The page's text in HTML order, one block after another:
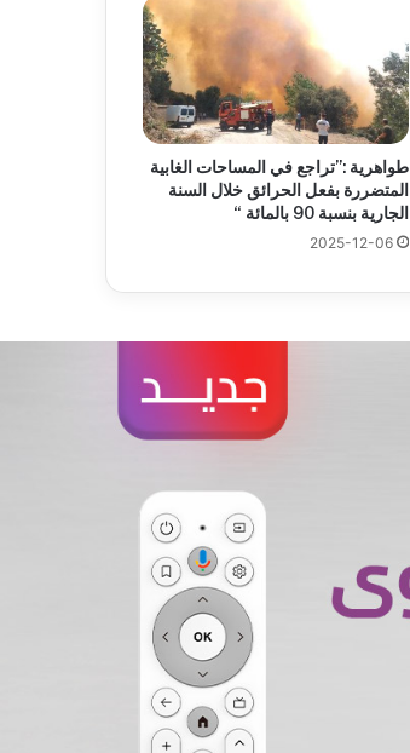
طواهرية :”تراجع في المساحات الغابية
المتضررة بفعل الحرائق خلال السنة
الجارية بنسبة 90 بالمائة “
2025-12-06